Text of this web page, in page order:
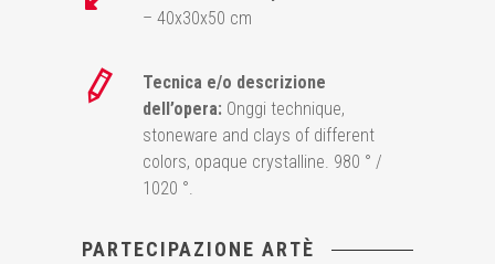
– 40x30x50 cm
Tecnica e/o descrizione
dell’opera: Onggi technique,
stoneware and clays of different
colors, opaque crystalline. 980 ° /
1020 °.
PARTECIPAZIONE ARTÈ